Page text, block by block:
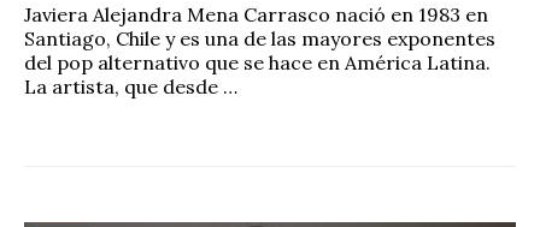
Javiera Alejandra Mena Carrasco nació en 1983 en
Santiago, Chile y es una de las mayores exponentes
del pop alternativo que se hace en América Latina.
La artista, que desde …